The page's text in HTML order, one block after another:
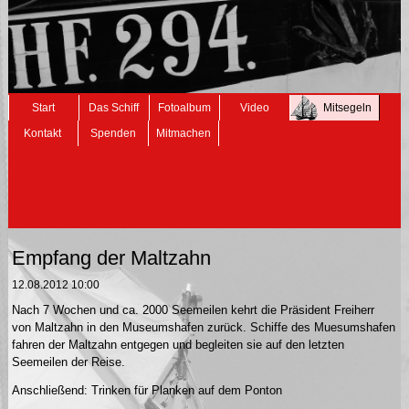
Navigation
überspringen
Start Das Schiff Fotoalbum Video
Mitsegeln
Kontakt
Spenden Mitmachen
Empfang der Maltzahn
12.08.2012 10:00
Nach 7 Wochen und ca. 2000 Seemeilen kehrt die Präsident Freiherr
von Maltzahn in den Museumshafen zurück. Schiffe des Muesumshafen
fahren der Maltzahn entgegen und begleiten sie auf den letzten
Seemeilen der Reise.
Anschließend: Trinken für Planken auf dem Ponton